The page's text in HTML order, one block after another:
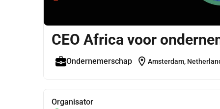
CEO Africa voor
Ondernemerschap location_on Amsterdam,
Organisator